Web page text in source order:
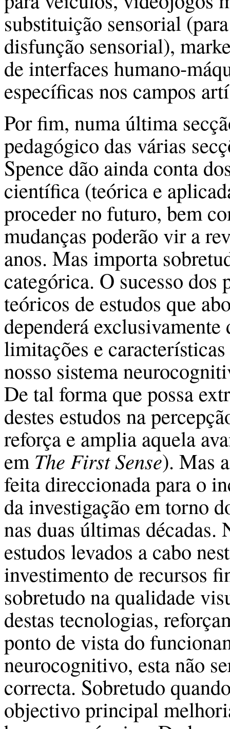
substituição sensorial
disfunção sensorial),
de interfaces humano-
específicas nos campos
Por fim, numa última
pedagógico das várias
Spence dão ainda conta
científica (teórica e
proceder no futuro, bem
mudanças poderão vir a
anos. Mas importa
categórica. O sucesso
teóricos de estudos que
dependerá
limitações e
nosso sistema
De tal forma que possa
destes estudos na
reforça e amplia aquela
em The First Sense). Mas
feita direccionada para o
da investigação em torno
nas duas últimas
estudos levados a cabo
investimento de recursos
sobretudo na qualidade
destas tecnologias,
ponto de vista do
neurocognitivo, esta não
correcta. Sobretudo
objectivo principal